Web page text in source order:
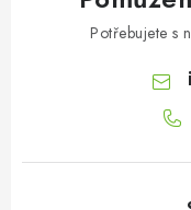
Potřebujete s